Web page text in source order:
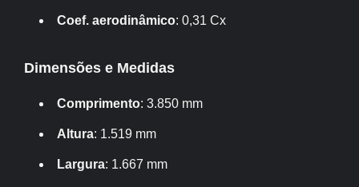
Coef. aerodinâmico: 0,31 Cx
Dimensões e Medidas
Comprimento: 3.850 mm
Altura: 1.519 mm
Largura: 1.667 mm